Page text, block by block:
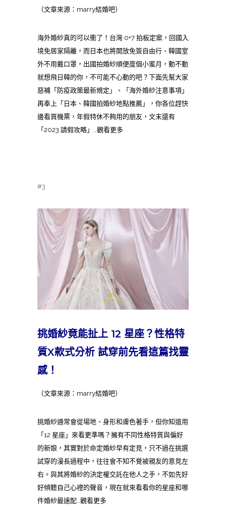
（文章來源：marry結婚吧）
海外婚紗真的可以衝了！台灣 0+7 拍板定案，回國入
境免居家隔離，而日本也將開放免簽自由行、韓國室
外不用戴口罩，出國拍婚紗順便度個小蜜月，動不動
就想飛日韓的你，不可能不心動的吧？下面先幫大家
惡補「防疫政策最新規定」、「海外婚紗注意事項」
再奉上「日本、韓國拍婚紗地點推薦」，你各位趕快
邊看買機票，年假特休不夠用的朋友，文末還有
「2023 請假攻略」…觀看更多
#3
挑婚紗竟能扯上 12 星座？性格特
質X款式分析 試穿前先看這篇找靈
感！
（文章來源：marry結婚吧）
挑婚紗通常會從場地、身形和膚色著手，但你知道用
「12 星座」來看更準嗎？擁有不同性格特質與偏好
的新娘，其實對於命定婚紗早有定見，只不過在挑選
試穿的漫長過程中，往往會不知不覺被親友的意見左
右。與其將婚紗的決定權交託在他人之手，不如先好
好傾聽自己心裡的聲音，現在就來看看你的星座和哪
件婚紗最速配…觀看更多